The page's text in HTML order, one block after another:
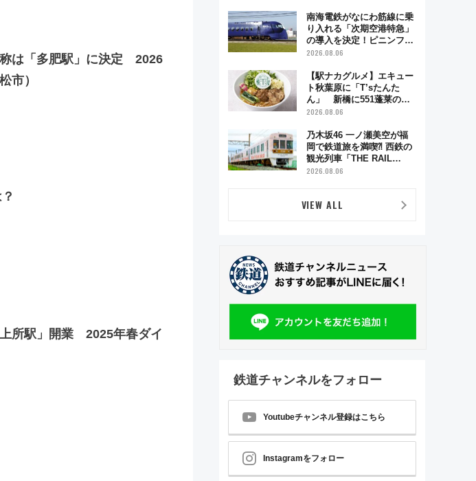
は「多肥駅」に決定 2026
市）
所駅」開業 2025年春ダイ
南海電鉄がなにわ筋線に乗
り入れる「次期空港特急」
の導入を決定！ピニンファ
リーナによる日本初の鉄道
2026.08.06
【駅ナカグルメ】エキュー
ト秋葉原に「T’sたんた
ん」 新橋に551蓬莱の
DNAを継ぐ「東京豚饅」、
まご」新グルメ続々登場！
【2026年8月】
2026.08.06
乃木坂46 一ノ瀬美空が福
岡で鉄道旅を満喫⁈ 西鉄の
観光列車「THE RAIL
KITCHEN CHIKUGO」で巡
2026.08.06
VIEW ALL
鉄道チャンネルをフォロー
Youtubeチャンネル登録はこちら
Instagramをフォロー